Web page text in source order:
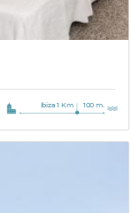
Ibiza 1 Km 100 m.